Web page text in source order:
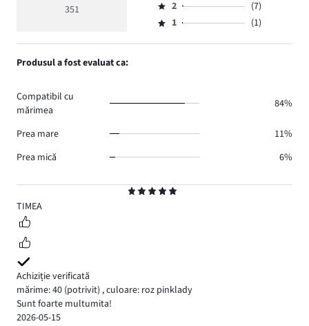
5
TIMEA
Achiziție verificată
mărime: 40 (potrivit) ,culoare: roz pinklady
Sunt foarte multumita!
2026-05-15
medie
351
de
voturi
306.
numărul
de
25.
3,
numărul
Evaluare
2,
2
(7)
Evaluare
1,
1 (1)
Produsul a fost evaluat ca:
Compatibil cu
mărimea
84%
Prea mare
11%
Prea mică
6%